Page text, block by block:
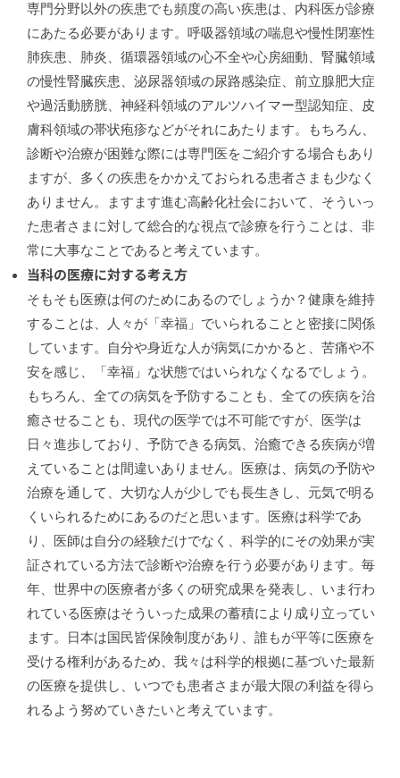
専門分野以外の疾患でも頻度の高い疾患は、内科医が診療
にあたる必要があります。呼吸器領域の喘息や慢性閉塞性
肺疾患、肺炎、循環器領域の心不全や心房細動、腎臓領域
の慢性腎臓疾患、泌尿器領域の尿路感染症、前立腺肥大症
や過活動膀胱、神経科領域のアルツハイマー型認知症、皮
膚科領域の帯状疱疹などがそれにあたります。もちろん、
診断や治療が困難な際には専門医をご紹介する場合もあり
ますが、多くの疾患をかかえておられる患者さまも少なく
ありません。ますます進む高齢化社会において、そういっ
た患者さまに対して総合的な視点で診療を行うことは、非
常に大事なことであると考えています。
当科の医療に対する考え方
そもそも医療は何のためにあるのでしょうか？健康を維持
することは、人々が「幸福」でいられることと密接に関係
しています。自分や身近な人が病気にかかると、苦痛や不
安を感じ、「幸福」な状態ではいられなくなるでしょう。
もちろん、全ての病気を予防することも、全ての疾病を治
癒させることも、現代の医学では不可能ですが、医学は
日々進歩しており、予防できる病気、治癒できる疾病が増
えていることは間違いありません。医療は、病気の予防や
治療を通して、大切な人が少しでも長生きし、元気で明る
くいられるためにあるのだと思います。医療は科学であ
り、医師は自分の経験だけでなく、科学的にその効果が実
証されている方法で診断や治療を行う必要があります。毎
年、世界中の医療者が多くの研究成果を発表し、いま行わ
れている医療はそういった成果の蓄積により成り立ってい
ます。日本は国民皆保険制度があり、誰もが平等に医療を
受ける権利があるため、我々は科学的根拠に基づいた最新
の医療を提供し、いつでも患者さまが最大限の利益を得ら
れるよう努めていきたいと考えています。